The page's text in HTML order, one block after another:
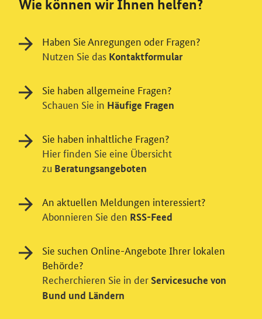
Einwilligung in Tracking und / oder
Videodienst
verschiedene Zusatzdienste unserer Webseite: Wir
möchten die Nutzeraktivität mit Hilfe
datenschutzfreundlicher Statistiken verstehen, um
unsere Öffentlichkeitsarbeit zu verbessern. Zusätzlich
Wie können wir Ihnen helfen?
Haben Sie Anregungen oder Fragen?
Nutzen Sie das Kontaktformular
Sie haben allgemeine Fragen?
Schauen Sie in Häufige Fragen
Sie haben inhaltliche Fragen?
Hier finden Sie eine Übersicht
zu Beratungsangeboten
An aktuellen Meldungen interessiert?
Abonnieren Sie den RSS-Feed
Sie suchen Online-Angebote Ihrer lokalen
Behörde?
Recherchieren Sie in der Servicesuche von
Bund und Ländern